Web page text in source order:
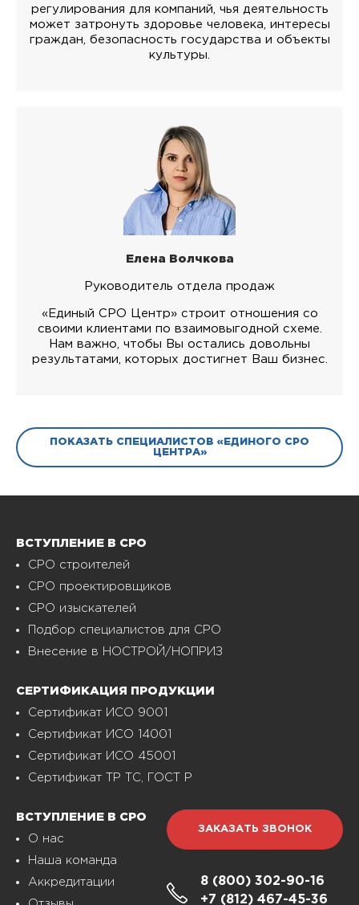
регулирования для компаний, чья деятельность
может затронуть здоровье человека, интересы
граждан, безопасность государства и объекты
культуры.
Елена Волчкова
Руководитель отдела продаж
«Единый СРО Центр» строит отношения со
своими клиентами по взаимовыгодной схеме.
Нам важно, чтобы Вы остались довольны
результатами, которых достигнет Ваш бизнес.
ПОКАЗАТЬ СПЕЦИАЛИСТОВ «ЕДИНОГО СРО
ЦЕНТРА»
ВСТУПЛЕНИЕ В СРО
СРО строителей
СРО проектировщиков
СРО изыскателей
Подбор специалистов для СРО
Внесение в НОСТРОЙ/НОПРИЗ
СЕРТИФИКАЦИЯ ПРОДУКЦИИ
Сертификат ИСО 9001
Сертификат ИСО 14001
Сертификат ИСО 45001
Сертификат ТР ТС, ГОСТ Р
ВСТУПЛЕНИЕ В СРО
О нас
Наша команда
Аккредитации
ЗАКАЗАТЬ ЗВОНОК
8 (800) 302-90-16
+7 (812) 467-45-36